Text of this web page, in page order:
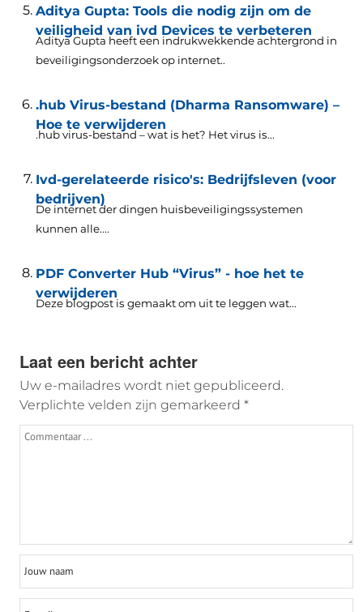
Aditya Gupta: Tools die nodig zijn om de
veiligheid van ivd Devices te verbeteren
Aditya Gupta heeft een indrukwekkende achtergrond in
beveiligingsonderzoek op internet..
.hub Virus-bestand (Dharma Ransomware) –
Hoe te verwijderen
.hub virus-bestand – wat is het? Het virus is...
Ivd-gerelateerde risico's: Bedrijfsleven (voor
bedrijven)
De internet der dingen huisbeveiligingssystemen
kunnen alle....
PDF Converter Hub “Virus” - hoe het te
verwijderen
Deze blogpost is gemaakt om uit te leggen wat...
Laat een bericht achter
Uw e-mailadres wordt niet gepubliceerd.
Verplichte velden zijn gemarkeerd *